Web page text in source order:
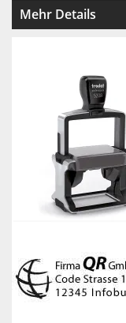
Mehr Details